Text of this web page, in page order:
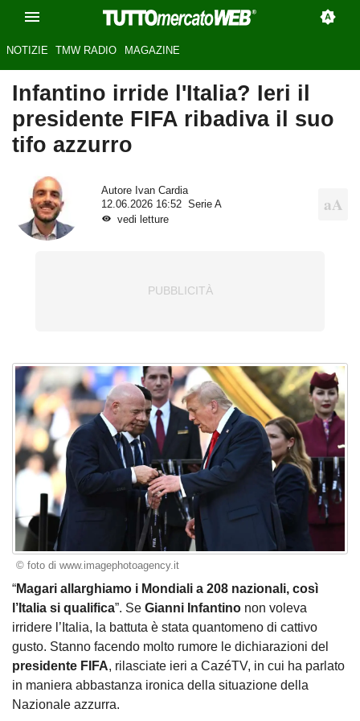
NOTIZIE TMW RADIO MAGAZINE
Infantino irride l'Italia? Ieri il
presidente FIFA ribadiva il suo
tifo azzurro
Autore Ivan Cardia
12.06.2026 16:52
Serie A
vedi letture
© foto di www.imagephotoagency.it
“Magari allarghiamo i Mondiali a 208 nazionali, così
l’Italia si qualifica”. Se Gianni Infantino non voleva
irridere l’Italia, la battuta è stata quantomeno di cattivo
gusto. Stanno facendo molto rumore le dichiarazioni del
presidente FIFA, rilasciate ieri a CazéTV, in cui ha parlato
in maniera abbastanza ironica della situazione della
Nazionale azzurra.